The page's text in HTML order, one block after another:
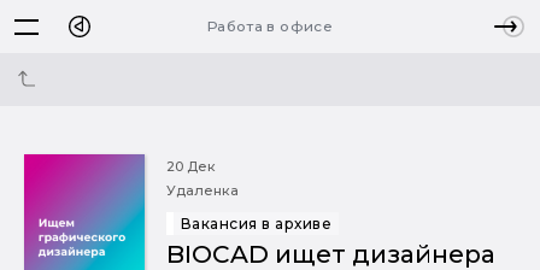
Работа в офисе
20 Дек
Удаленка
Вакансия в архиве
BIOCAD ищет дизайнера